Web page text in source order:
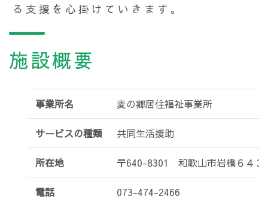
る支援を心掛けていきます。
施設概要
事業所名 麦の郷居住福祉事業所
サービスの種類 共同生活援助
所在地 〒640-8301 和歌山市岩橋６４３
電話 073-474-2466